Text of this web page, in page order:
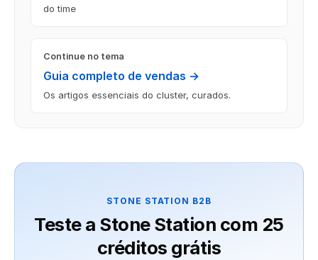
do time
Continue no tema
Guia completo de vendas →
Os artigos essenciais do cluster, curados.
STONE STATION B2B
Teste a Stone Station com 25
créditos grátis